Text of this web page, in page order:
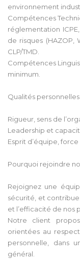
environnement
Compétences
réglementation
de risques (HAZOP,
CLP/TMD.
Compétences
minimum.
Qualités personnelles
Rigueur, sens de
Leadership et
Esprit d’équipe,
Pourquoi rejoindre
Rejoignez une
sécurité, et
et l’efficacité de nos
Notre client
orientées au
personnelle, dans
général.